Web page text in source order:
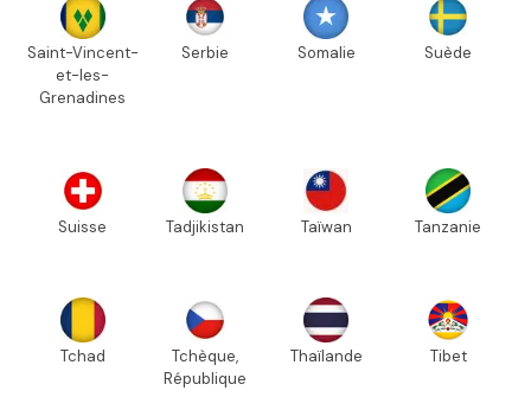
Saint-Vincent-
et-les-
Grenadines
Serbie Somalie Suède
Suisse Tadjikistan Taïwan Tanzanie
Tchad
Tchèque,
République
Thaïlande Tibet